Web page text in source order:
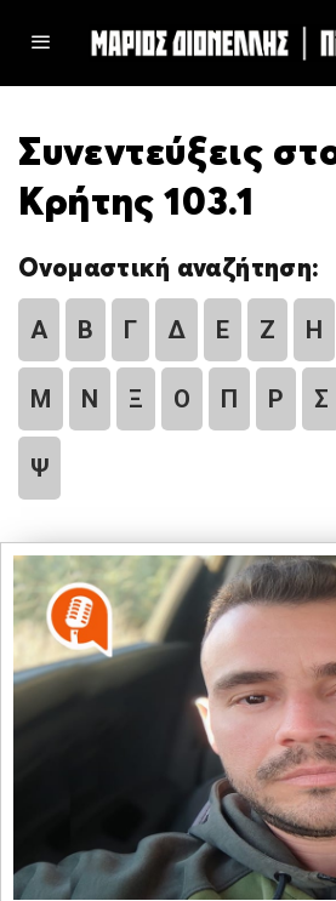
Συνεντεύξεις
Κρήτης 103.1
Ονομαστική αναζήτηση:
Α Β Γ Δ Ε Ζ Η
Μ Ν Ξ Ο Π Ρ Σ
Ψ